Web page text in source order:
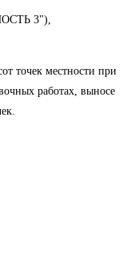
3"),
точек местности при
работах, выносе